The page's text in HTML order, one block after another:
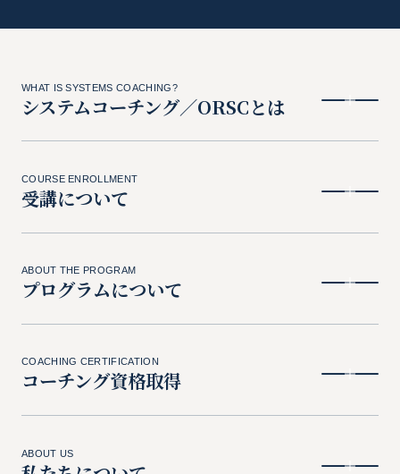
WHAT IS SYSTEMS COACHING?
システムコーチング／ORSCとは
COURSE ENROLLMENT
受講について
ABOUT THE PROGRAM
プログラムについて
COACHING CERTIFICATION
コーチング資格取得
ABOUT US